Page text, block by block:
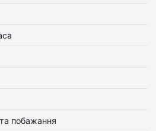
побажання